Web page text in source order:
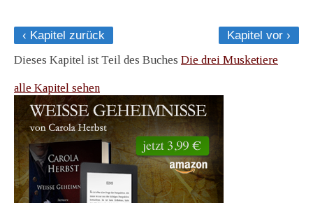
‹ Kapitel zurück
Kapitel vor ›
Dieses Kapitel ist Teil des Buches Die drei Musketiere
alle Kapitel sehen